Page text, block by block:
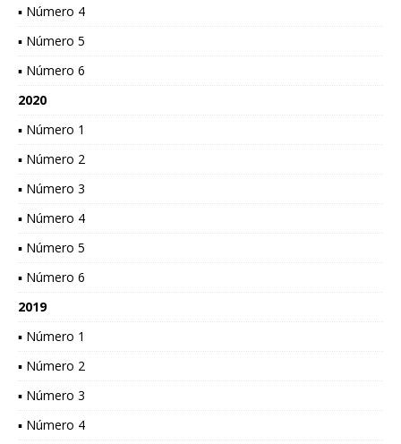
▪ Número 4
▪ Número 5
▪ Número 6
2020
▪ Número 1
▪ Número 2
▪ Número 3
▪ Número 4
▪ Número 5
▪ Número 6
2019
▪ Número 1
▪ Número 2
▪ Número 3
▪ Número 4